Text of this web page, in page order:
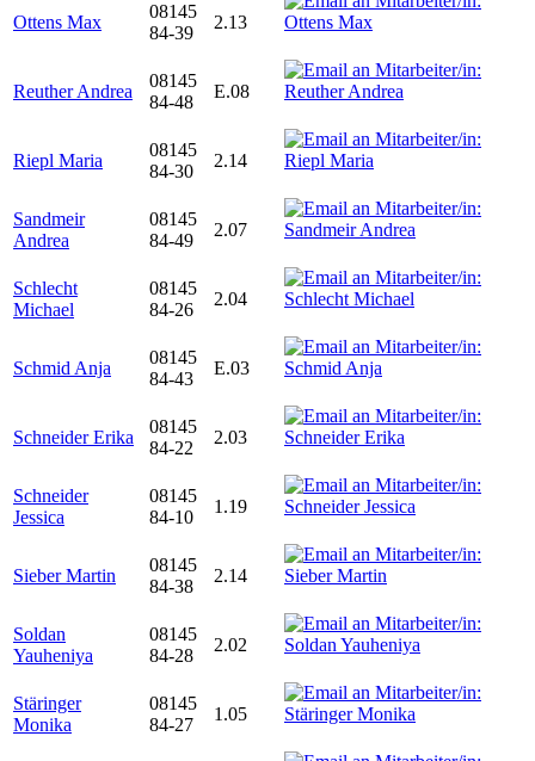
Ottens Max
08145
84-39
2.13
Reuther Andrea
08145
84-48
E.08
Riepl Maria
08145
84-30
2.14
Sandmeir
Andrea
08145
84-49
2.07
Schlecht
Michael
08145
84-26
2.04
Schmid Anja
08145
84-43
E.03
Schneider Erika
08145
84-22
2.03
Schneider
Jessica
08145
84-10
1.19
Sieber Martin
08145
84-38
2.14
Soldan
Yauheniya
08145
84-28
2.02
Stäringer
Monika
08145
84-27
1.05